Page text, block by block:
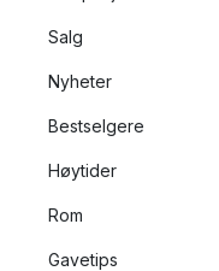
Salg
Nyheter
Bestselgere
Høytider
Rom
Gavetips